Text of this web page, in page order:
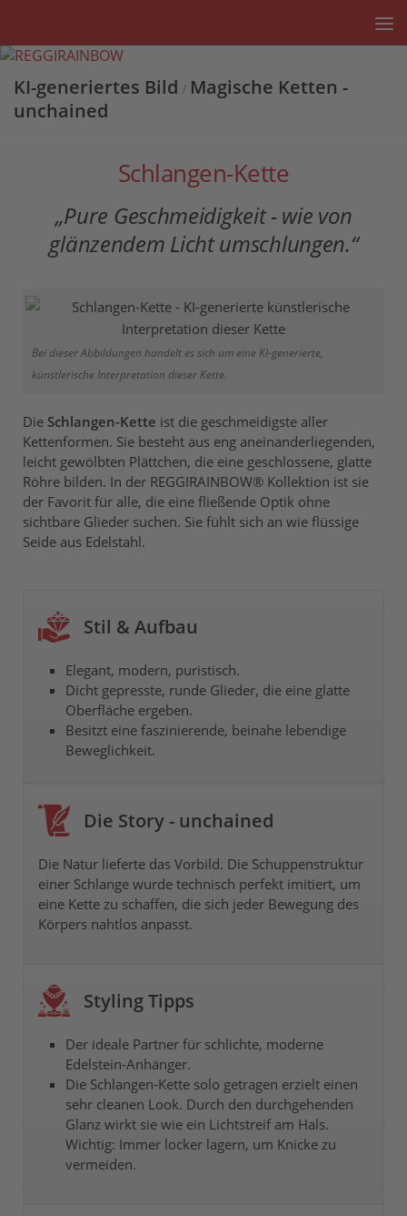
KI-generiertes Bild / Magische Ketten -
unchained
Schlangen-Kette
„Pure Geschmeidigkeit - wie von
glänzendem Licht umschlungen.“
Bei dieser Abbildungen handelt es sich um eine KI-generierte,
künstlerische Interpretation dieser Kette.
Die Schlangen-Kette ist die geschmeidigste aller
Kettenformen. Sie besteht aus eng aneinanderliegenden,
leicht gewölbten Plättchen, die eine geschlossene, glatte
Röhre bilden. In der REGGIRAINBOW® Kollektion ist sie
der Favorit für alle, die eine fließende Optik ohne
sichtbare Glieder suchen. Sie fühlt sich an wie flüssige
Seide aus Edelstahl.
Stil & Aufbau
Elegant, modern, puristisch.
Dicht gepresste, runde Glieder, die eine glatte
Oberfläche ergeben.
Besitzt eine faszinierende, beinahe lebendige
Beweglichkeit.
Die Story - unchained
Die Natur lieferte das Vorbild. Die Schuppenstruktur
einer Schlange wurde technisch perfekt imitiert, um
eine Kette zu schaffen, die sich jeder Bewegung des
Körpers nahtlos anpasst.
Styling Tipps
Der ideale Partner für schlichte, moderne
Edelstein-Anhänger.
Die Schlangen-Kette solo getragen erzielt einen
sehr cleanen Look. Durch den durchgehenden
Glanz wirkt sie wie ein Lichtstreif am Hals.
Wichtig: Immer locker lagern, um Knicke zu
vermeiden.